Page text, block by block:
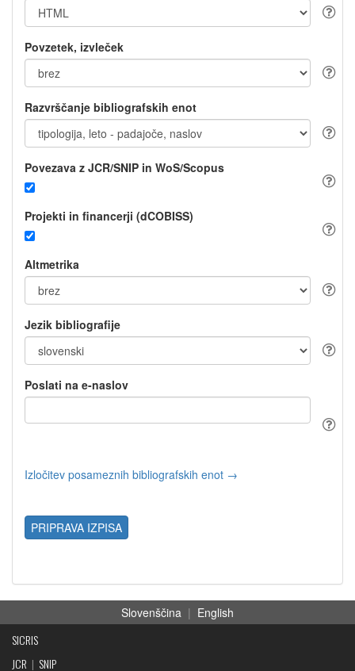
Povzetek, izvleček
Razvrščanje bibliografskih enot
Povezava z JCR/SNIP in WoS/Scopus
Projekti in financerji (dCOBISS)
Altmetrika
Jezik bibliografije
Poslati na e-naslov
Izločitev posameznih bibliografskih enot →
PRIPRAVA IZPISA
Slovenščina | English
SICRIS
JCR | SNIP